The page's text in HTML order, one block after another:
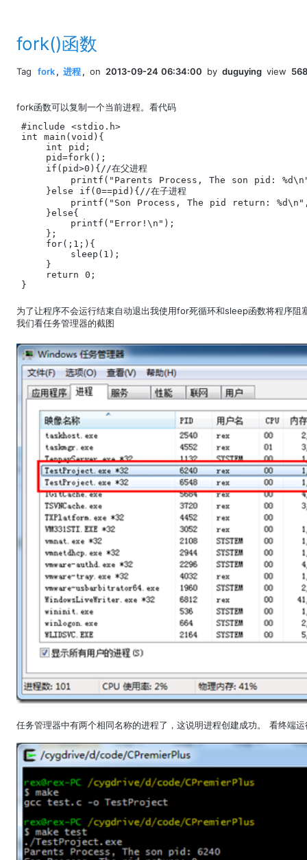
fork()函数
Tag fork, 进程, on 2013-09-24 06:34:00 by duguying view
fork函数可以复制一个当前进程。看代码
#include <stdio.h>
int main(void){
int pid;
pid=fork();
if(pid>0){//在父进程
printf("Parents Process, The son pid:
}else if(0==pid){//在子进程
printf("Son Process, The pid return:
}else{
printf("Error!\n");
};
for(;1;){
sleep(1);
}
return 0;
}
为了让程序不会运行结束自动退出我使用for死循环和sleep函数将程序
我们看任务管理器的截图
任务管理器中有两个相同名称的进程了，这说明进程创建成功。 看终端